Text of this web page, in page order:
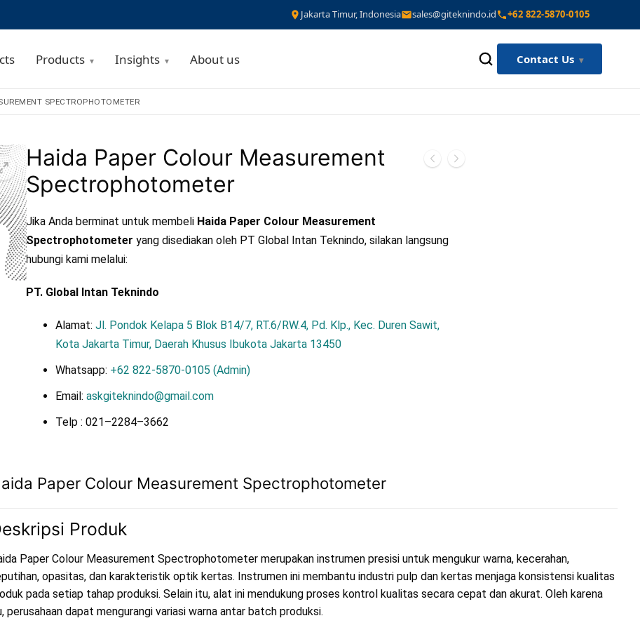
Jakarta Timur, Indonesia sales@giteknindo.id +62 822-5870-0105
Products Insights About us Contact Us
SPECTROPHOTOMETER
Haida Paper Colour Measurement
Spectrophotometer
Jika Anda berminat untuk membeli Haida Paper Colour Measurement
Spectrophotometer yang disediakan oleh PT Global Intan Teknindo, silakan langsung
hubungi kami melalui:
PT. Global Intan Teknindo
Alamat: Jl. Pondok Kelapa 5 Blok B14/7, RT.6/RW.4, Pd. Klp., Kec. Duren Sawit,
Kota Jakarta Timur, Daerah Khusus Ibukota Jakarta 13450
Whatsapp: +62 822-5870-0105 (Admin)
Email: askgiteknindo@gmail.com
Telp : 021–2284–3662
Paper Colour Measurement Spectrophotometer
Produk
Paper Colour Measurement Spectrophotometer merupakan instrumen presisi untuk mengukur warna, kecerahan,
opasitas, dan karakteristik optik kertas. Instrumen ini membantu industri pulp dan kertas menjaga konsistensi kualitas
pada setiap tahap produksi. Selain itu, alat ini mendukung proses kontrol kualitas secara cepat dan akurat. Oleh karena
perusahaan dapat mengurangi variasi warna antar batch produksi.